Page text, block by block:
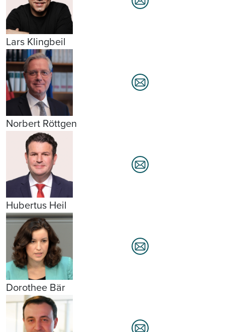
Lars Klingbeil
Norbert Röttgen
Hubertus Heil
Dorothee Bär